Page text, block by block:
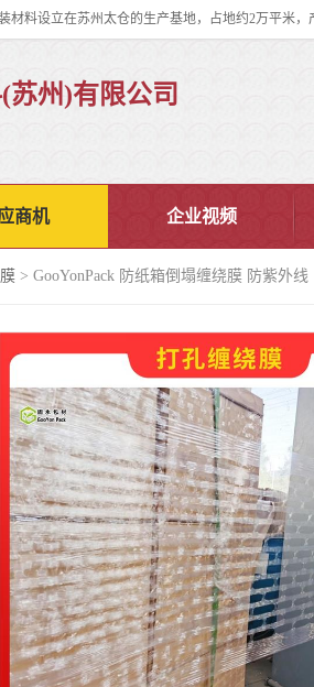
苏州)有限公司
商机 企业视频
> GooYonPack 防纸箱倒塌缠绕膜 防紫外线